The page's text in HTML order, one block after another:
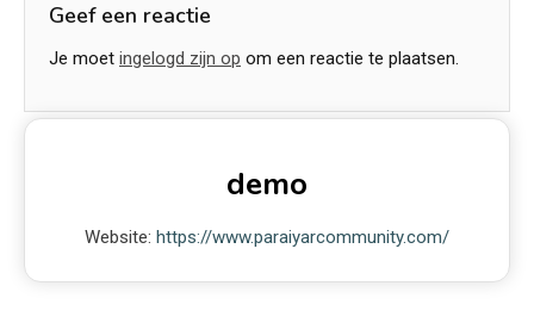
Geef een reactie
Je moet ingelogd zijn op om een reactie te plaatsen.
demo
Website: https://www.paraiyarcommunity.com/